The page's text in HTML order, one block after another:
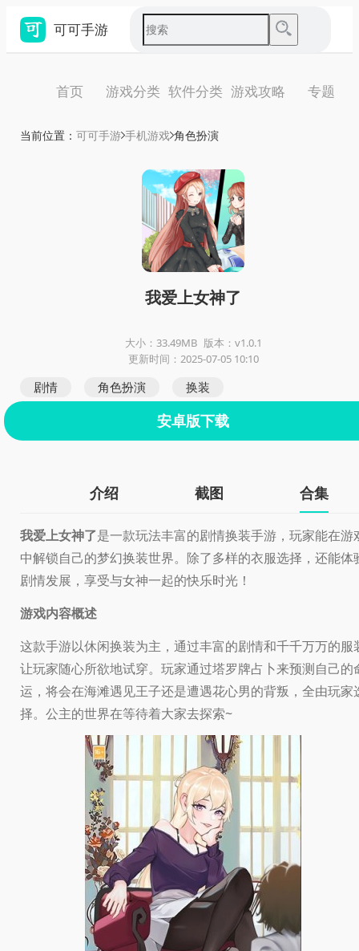
可可手游
首页 游戏分类 软件分类 游戏攻略 专题
当前位置： 可可手游 手机游戏 角色扮演
我爱上女神了
大小：33.49MB 版本：v1.0.1
更新时间：2025-07-05 10:10
剧情 角色扮演 换装
安卓版下载
介绍 截图 合集
我爱上女神了是一款玩法丰富的剧情换装手游，玩家能在游
中解锁自己的梦幻换装世界。除了多样的衣服选择，还能体
剧情发展，享受与女神一起的快乐时光！
游戏内容概述
这款手游以休闲换装为主，通过丰富的剧情和千千万万的服
让玩家随心所欲地试穿。玩家通过塔罗牌占卜来预测自己的
运，将会在海滩遇见王子还是遭遇花心男的背叛，全由玩家
择。公主的世界在等待着大家去探索~